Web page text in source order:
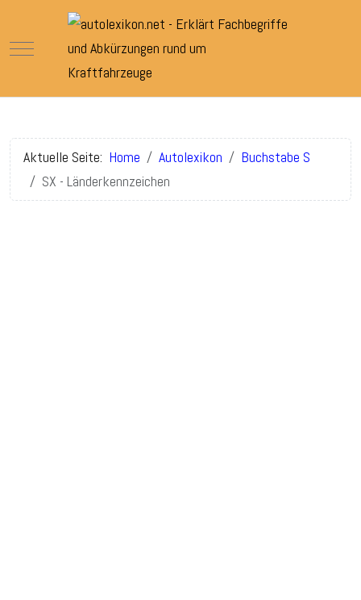
Mobile Menu Toggle
Aktuelle Seite: Home Autolexikon
Buchstabe S
SX - Länderkennzeichen